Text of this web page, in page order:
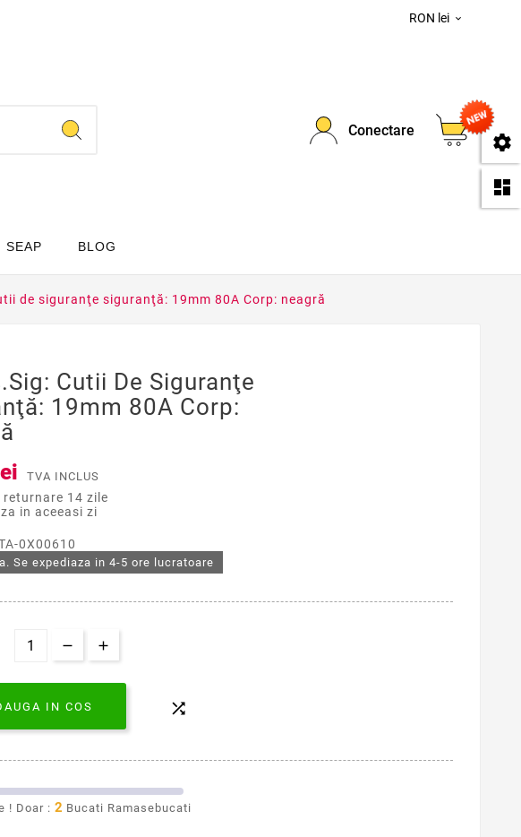
RON lei 
Conectare
0
SEAP BLOG
de siguranţe siguranţă: 19mm 80A Corp: neagră
Cutii De Siguranţe
19mm 80A Corp:
TVA INCLUS
returnare 14 zile
in aceeasi zi
0X00610
Se expediaza in 4-5 ore lucratoare
IN COS 
! Doar : 2 Bucati Ramasebucati